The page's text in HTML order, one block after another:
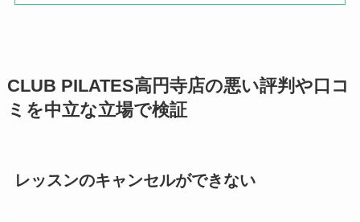
CLUB PILATES高円寺店の悪い評判や口コ
ミを中立な立場で検証
レッスンのキャンセルができない